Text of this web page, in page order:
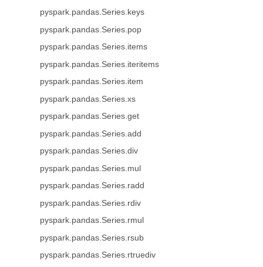
pyspark.pandas.Series.keys
pyspark.pandas.Series.pop
pyspark.pandas.Series.items
pyspark.pandas.Series.iteritems
pyspark.pandas.Series.item
pyspark.pandas.Series.xs
pyspark.pandas.Series.get
pyspark.pandas.Series.add
pyspark.pandas.Series.div
pyspark.pandas.Series.mul
pyspark.pandas.Series.radd
pyspark.pandas.Series.rdiv
pyspark.pandas.Series.rmul
pyspark.pandas.Series.rsub
pyspark.pandas.Series.rtruediv